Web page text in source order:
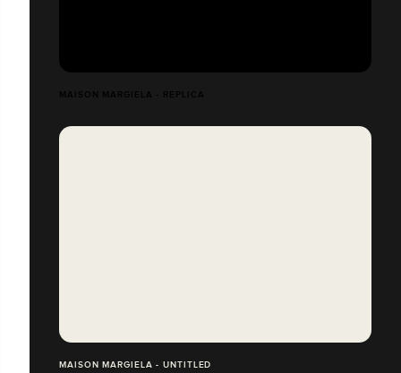
MAISON MARGIELA - REPLICA
MAISON MARGIELA - UNTITLED